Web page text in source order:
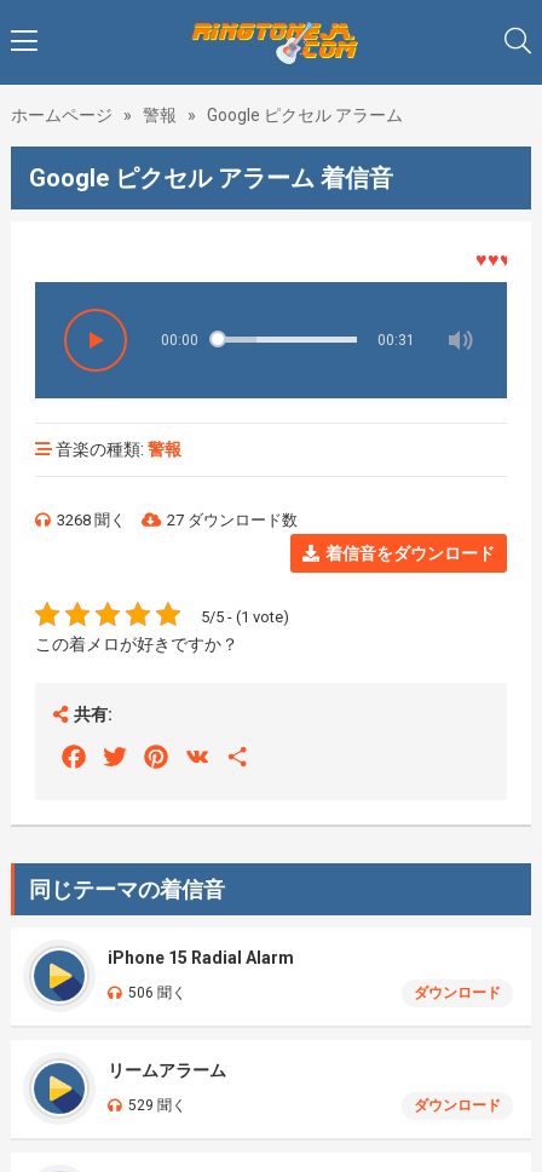
ホームページ » 警報 » Google ピクセル アラーム
Google ピクセル アラーム 着信音
♥♥♥着メ
00:00 00:31
音楽の種類: 警報
3268 聞く 27 ダウンロード数
着信音をダウンロード
5/5 - (1 vote)
この着メロが好きですか？
共有:
FacebookTwitterPinterest
VK
同じテーマの着信音
iPhone 15 Radial Alarm
506 聞く ダウンロード
リームアラーム
529 聞く ダウンロード